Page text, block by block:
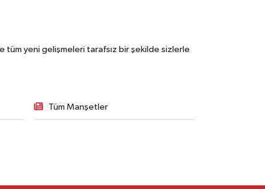
tüm yeni gelişmeleri tarafsız bir şekilde sizlerle
Tüm Manşetler